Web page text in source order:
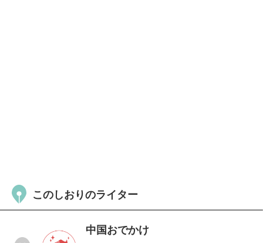
このしおりのライター
中国おでかけ